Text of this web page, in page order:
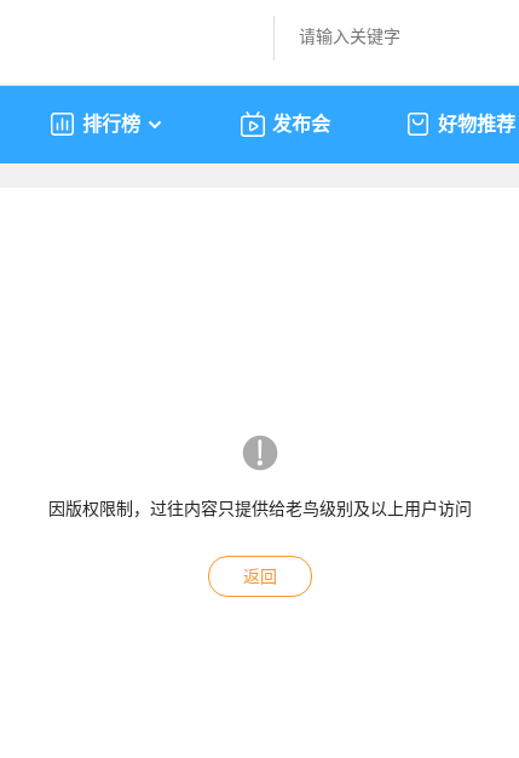
排行榜 发布会 好物推荐
因版权限制，过往内容只提供给老鸟级别及以上用户访问
返回